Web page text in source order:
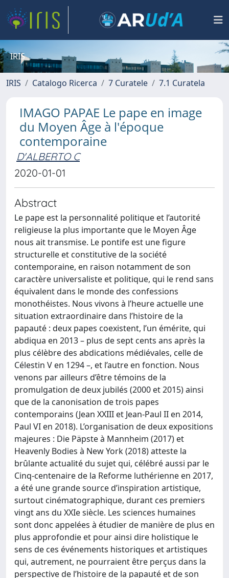
IRIS
IRIS Catalogo Ricerca 7 Curatele 7.1 Curatela
IMAGO PAPAE Le pape en image
du Moyen Âge à l'époque
contemporaine
D'ALBERTO C
2020-01-01
Abstract
Le pape est la personnalité politique et l’autorité
religieuse la plus importante que le Moyen Âge
nous ait transmise. Le pontife est une figure
structurelle et constitutive de la société
contemporaine, en raison notamment de son
caractère universaliste et politique, qui le rend sans
équivalent dans le monde des confessions
monothéistes. Nous vivons à l’heure actuelle une
situation extraordinaire dans l’histoire de la
papauté : deux papes coexistent, l’un émérite, qui
abdiqua en 2013 – plus de sept cents ans après la
plus célèbre des abdications médiévales, celle de
Célestin V en 1294 –, et l’autre en fonction. Nous
venons par ailleurs d’être témoins de la
promulgation de deux jubilés (2000 et 2015) ainsi
que de la canonisation de trois papes
contemporains (Jean XXIII et Jean-Paul II en 2014,
Paul VI en 2018). L’organisation de deux expositions
majeures : Die Päpste à Mannheim (2017) et
Heavenly Bodies à New York (2018) atteste la
brûlante actualité du sujet qui, célébré aussi par le
Cinq-centenaire de la Reforme luthérienne en 2017,
a été une grande source d’inspiration artistique,
surtout cinématographique, durant ces premiers
vingt ans du XXIe siècle. Les sciences humaines
sont donc appelées à étudier de manière de plus en
plus approfondie et pour ainsi dire holistique le
sens de ces événements historiques et artistiques
qui, autrement, ne pourraient être perçus dans la
perspective de l’histoire de la papauté et de son